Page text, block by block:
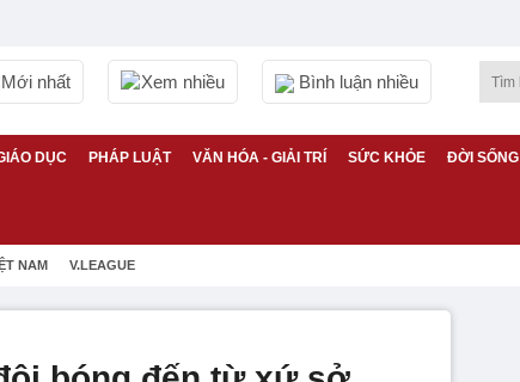
Mới nhất Xem nhiều Bình luận nhiều
DỤC PHÁP LUẬT VĂN HÓA - GIẢI TRÍ SỨC KHỎE ĐỜI SỐNG
NAM V.LEAGUE